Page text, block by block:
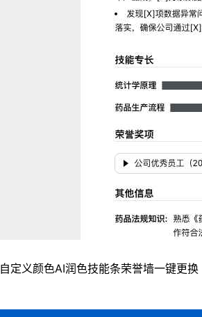
自定义颜色AI润色技能条荣誉墙一键更换